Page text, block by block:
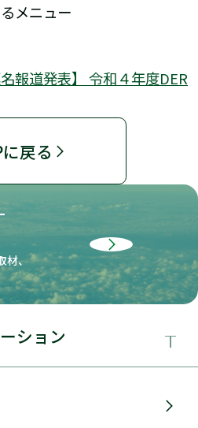
メニュー
名報道発表】 令和４年度DER
戻る
材、
ション